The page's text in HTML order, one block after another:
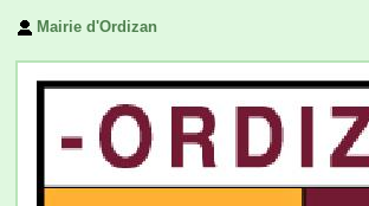
Mairie d'Ordizan